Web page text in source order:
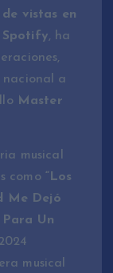
vistas en
Spotify, ha
a
Master
musical
como “Los
Me Dejó
Para Un
musical